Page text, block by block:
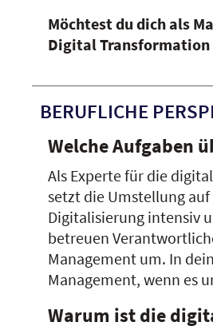
Möchtest du dich als
Digital Transformation
BERUFLICHE
Welche Aufgaben
Als Experte für die
setzt die Umstellung
Digitalisierung intensiv
betreuen
Management um. In
Management, wenn es
Warum ist die